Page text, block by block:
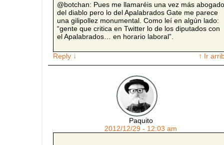
@botchan: Pues me llamaréis una vez más abogado
del diablo pero lo del Apalabrados Gate me parece
una gilipollez monumental. Como leí en algún lado:
“gente que critica en Twitter lo de los diputados con
el Apalabrados… en horario laboral”.
Reply ↓ ↑ Ir
Paquito
2012/12/29 - 12:03 am